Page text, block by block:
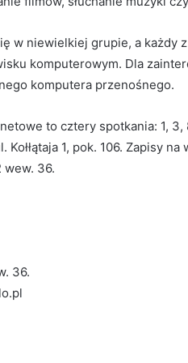
w niewielkiej grupie, a każdy
komputerowym. Dla
komputera przenośnego.
to cztery spotkania: 1,
Kołłątaja 1, pok. 106. Zapisy
wew. 36.
36.